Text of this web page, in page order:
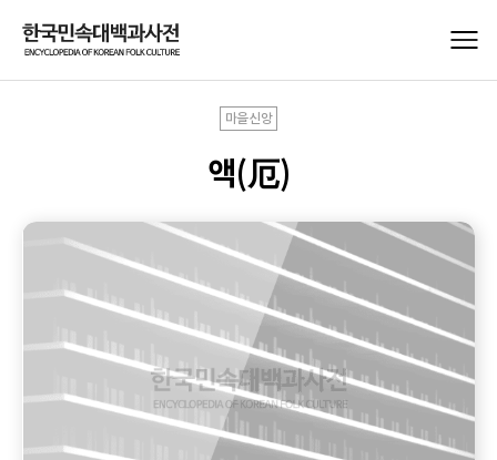
마을신앙
액(厄)